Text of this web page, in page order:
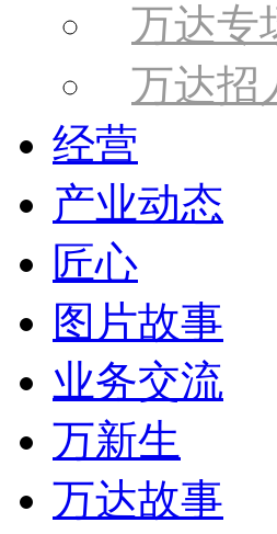
万达专
万达招
经营
产业动态
匠心
图片故事
业务交流
万新生
万达故事